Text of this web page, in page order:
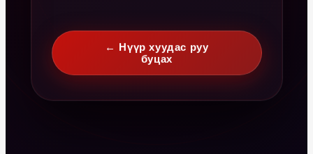
← Нүүр хуудас руу
буцах